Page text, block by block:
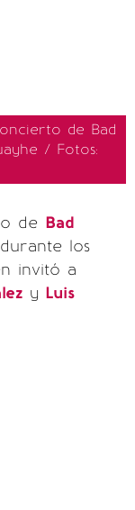
de Bad
/ Fotos:
de Bad
los
invitó a
y Luis